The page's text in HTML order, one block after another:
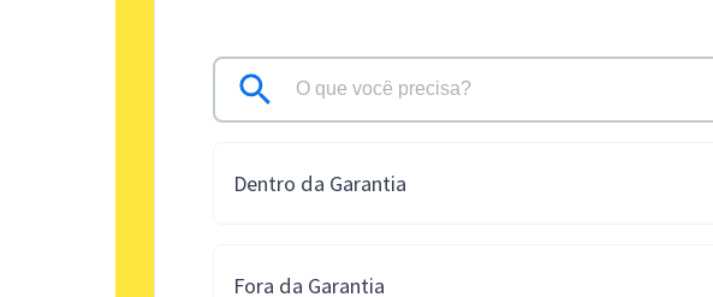
Dentro da Garantia
Fora da Garantia